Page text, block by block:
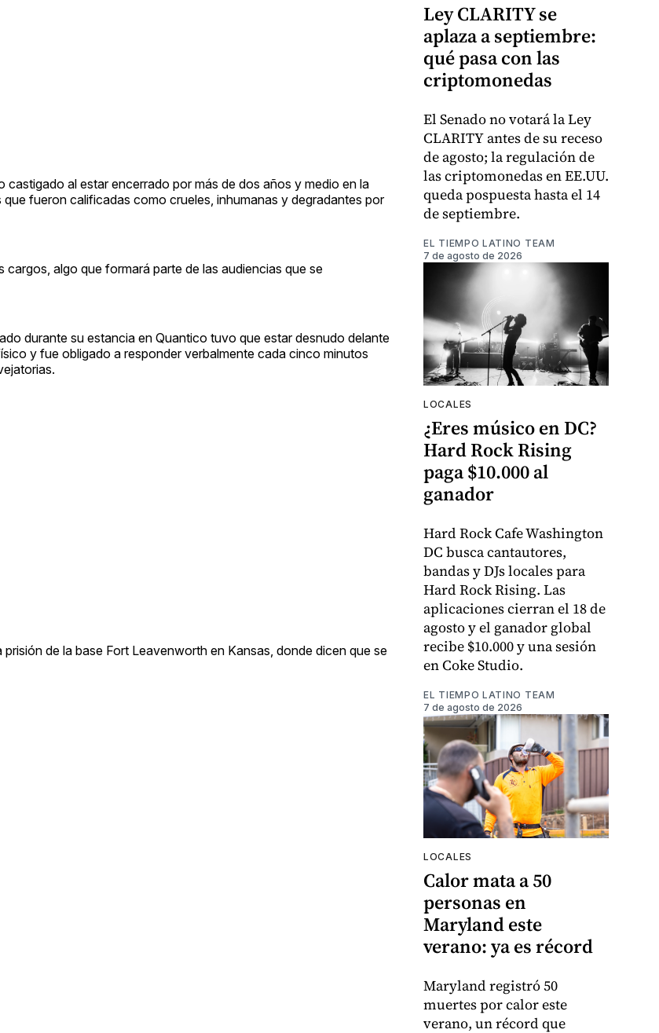
al estar encerrado por más de dos años y medio en la
fueron calificadas como crueles, inhumanas y degradantes por
algo que formará parte de las audiencias que se
durante su estancia en Quantico tuvo que estar desnudo delante
y fue obligado a responder verbalmente cada cinco minutos
de la base Fort Leavenworth en Kansas, donde dicen que se
Ley CLARITY se
aplaza a septiembre:
qué pasa con las
criptomonedas
El Senado no votará la Ley
CLARITY antes de su receso
de agosto; la regulación de
las criptomonedas en EE.UU.
queda pospuesta hasta el 14
de septiembre.
EL TIEMPO LATINO TEAM
7 de agosto de 2026
LOCALES
¿Eres músico en DC?
Hard Rock Rising
paga $10.000 al
ganador
Hard Rock Cafe Washington
DC busca cantautores,
bandas y DJs locales para
Hard Rock Rising. Las
aplicaciones cierran el 18 de
agosto y el ganador global
recibe $10.000 y una sesión
en Coke Studio.
EL TIEMPO LATINO TEAM
7 de agosto de 2026
LOCALES
Calor mata a 50
personas en
Maryland este
verano: ya es récord
Maryland registró 50
muertes por calor este
verano, un récord que